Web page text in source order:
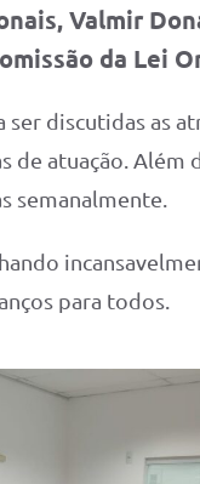
Valmir
da Lei
ser discutidas as
de atuação.
semanalmente.
para todos.